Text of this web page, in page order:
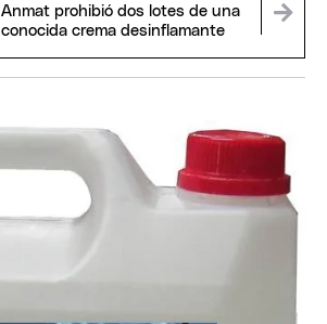
Anmat prohibió dos lotes de una
conocida crema desinflamante